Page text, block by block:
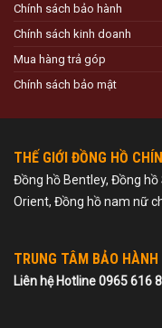
Chính sách bảo hành
Chính sách kinh doanh
Mua hàng trả góp
Chính sách bảo mật
THẾ GIỚI ĐỒNG HỒ
Đồng hồ Bentley, Đồng
Orient, Đồng hồ nam nữ
TRUNG TÂM BẢO HÀNH
Liên hệ Hotline 0965 616